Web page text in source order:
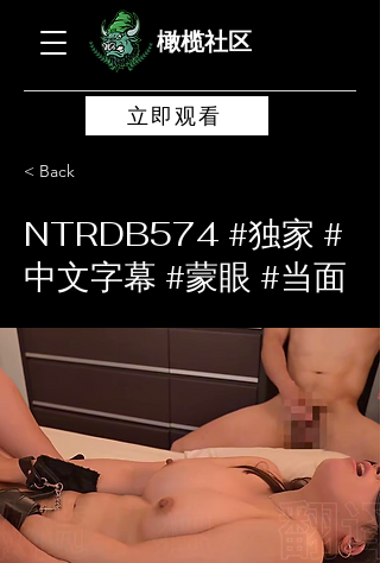
橄榄社区
立即观看
< Back
NTRDB574 #独家 #
中文字幕 #蒙眼 #当面